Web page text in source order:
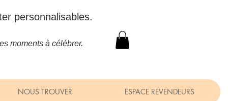
personnalisables.
moments à célébrer.
NOUS TROUVER ESPACE REVENDEURS